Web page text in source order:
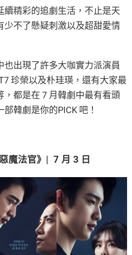
續精彩的追劇生活，不止是天
少不了懸疑刺激以及超甜愛情
也出現了許多大咖實力派演員
珍榮以及朴珪瑛，還有大家最
，都是在 7 月韓劇中最有看頭
韓劇是你的PICK 吧！
魔法官》| 7 月 3 日